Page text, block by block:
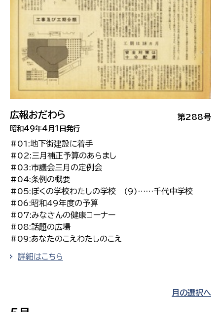
第288号
広報おだわら
昭和49年4月1日発行
#01:地下街建設に着手
#02:三月補正予算のあらまし
#03:市議会三月の定例会
#04:条例の概要
#05:ぼくの学校わたしの学校 (9)……千代中学校
#06:昭和49年度の予算
#07:みなさんの健康コーナー
#08:話題の広場
#09:あなたのこえわたしのこえ
詳細はこちら
月の選択へ